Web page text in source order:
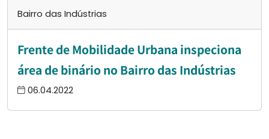
Bairro das Indústrias
Frente de Mobilidade Urbana inspeciona
área de binário no Bairro das Indústrias
06.04.2022